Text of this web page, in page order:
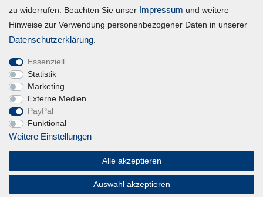
Vertrag widerrufen
Unternehmen
Blog
Datenschutzerklärung
Erklärung zur Barrierefreiheit
AGB
Impressum
Magic Feel
© Copyright 2026 | Alle Rechte vorbehalten.
zu widerrufen. Beachten Sie unser Impressum und weitere
Hinweise zur Verwendung personenbezogener Daten in unserer
Daten­schutz­erklärung
Essenziell
Statistik
Marketing
Externe Medien
PayPal
Funktional
Weitere Einstellungen
Alle akzeptieren
Auswahl akzeptieren